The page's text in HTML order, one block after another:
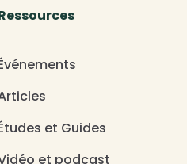
et Guides
et podcast